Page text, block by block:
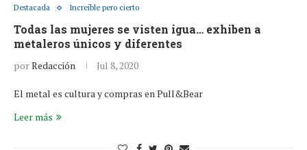
Destacada Increíble pero cierto
Todas las mujeres se visten igua… exhiben a
metaleros únicos y diferentes
porRedacción Jul 8, 2020
El metal es cultura y compras en Pull&Bear
Leer más